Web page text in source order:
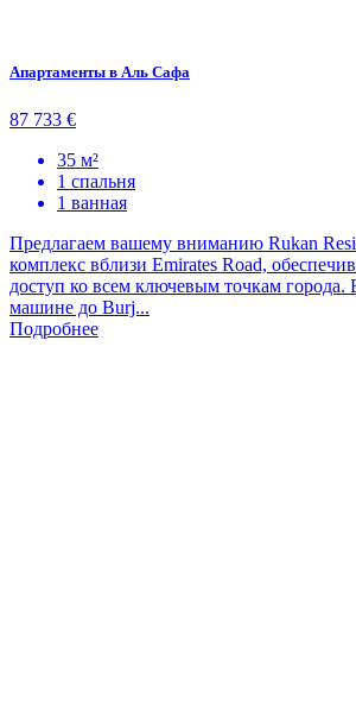
Апартаменты в Аль Сафа
87 733 €
35 м²
1 спальня
1 ванная
Предлагаем вашему вниманию Rukan
комплекс вблизи Emirates Road,
доступ ко всем ключевым точкам города.
машине до Burj...
Подробнее